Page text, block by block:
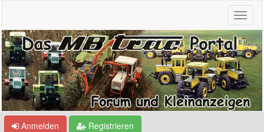
Anmelden Registrieren